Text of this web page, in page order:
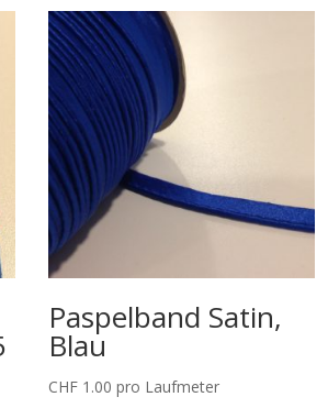
Paspelband Satin,
Blau
CHF1.00 pro Laufmeter